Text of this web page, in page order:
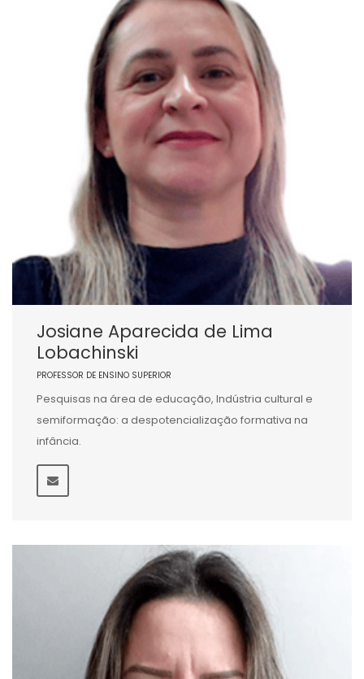
Josiane Aparecida de Lima
Lobachinski
PROFESSOR DE ENSINO SUPERIOR
Pesquisas na área de educação, Indústria cultural e
semiformação: a despotencialização formativa na
infância.